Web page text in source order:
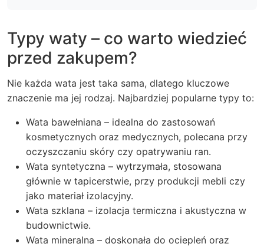
Typy waty – co warto wiedzieć
przed zakupem?
Nie każda wata jest taka sama, dlatego kluczowe
znaczenie ma jej rodzaj. Najbardziej popularne typy to:
Wata bawełniana – idealna do zastosowań
kosmetycznych oraz medycznych, polecana przy
oczyszczaniu skóry czy opatrywaniu ran.
Wata syntetyczna – wytrzymała, stosowana
głównie w tapicerstwie, przy produkcji mebli czy
jako materiał izolacyjny.
Wata szklana – izolacja termiczna i akustyczna w
budownictwie.
Wata mineralna – doskonała do ociepleń oraz